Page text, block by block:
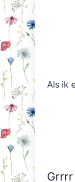
Als ik
Grrrr